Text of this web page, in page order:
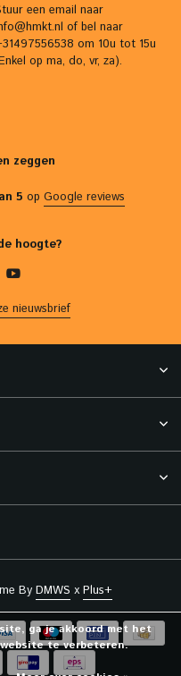
een email naar
of bel naar
om 10u tot 15u
op ma, do, vr, za).
zeggen
5 op Google reviews
hoogte?
nieuwsbrief
By DMWS x Plus+
ga je akkoord met het
te verbeteren.